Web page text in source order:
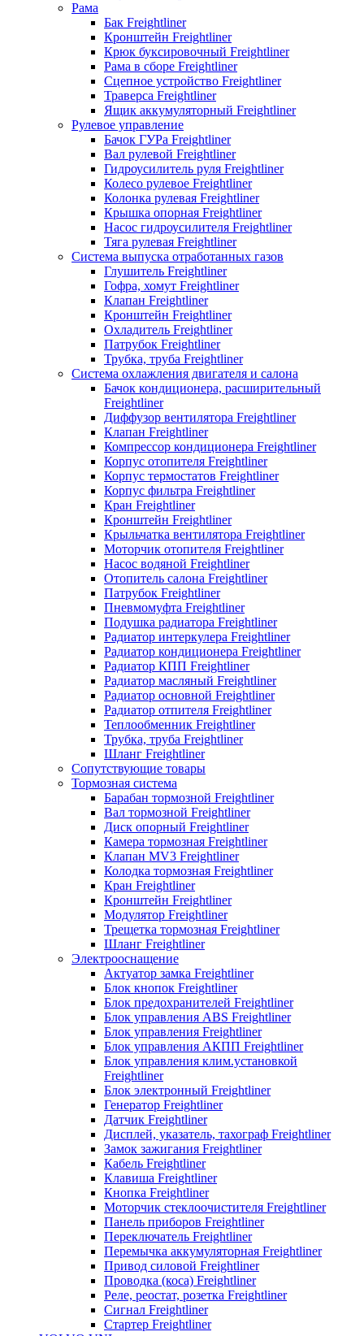
Рама
Бак Freightliner
Кронштейн Freightliner
Крюк буксировочный Freightliner
Рама в сборе Freightliner
Сцепное устройство Freightliner
Траверса Freightliner
Ящик аккумуляторный Freightliner
Рулевое управление
Бачок ГУРа Freightliner
Вал рулевой Freightliner
Гидроусилитель руля Freightliner
Колесо рулевое Freightliner
Колонка рулевая Freightliner
Крышка опорная Freightliner
Насос гидроусилителя Freightliner
Тяга рулевая Freightliner
Система выпуска отработанных газов
Глушитель Freightliner
Гофра, хомут Freightliner
Клапан Freightliner
Кронштейн Freightliner
Охладитель Freightliner
Патрубок Freightliner
Трубка, труба Freightliner
Система охлажления двигателя и салона
Бачок кондиционера, расширительный
Freightliner
Диффузор вентилятора Freightliner
Клапан Freightliner
Компрессор кондиционера Freightliner
Корпус отопителя Freightliner
Корпус термостатов Freightliner
Корпус фильтра Freightliner
Кран Freightliner
Кронштейн Freightliner
Крыльчатка вентилятора Freightliner
Моторчик отопителя Freightliner
Насос водяной Freightliner
Отопитель салона Freightliner
Патрубок Freightliner
Пневмомуфта Freightliner
Подушка радиатора Freightliner
Радиатор интеркулера Freightliner
Радиатор кондиционера Freightliner
Радиатор КПП Freightliner
Радиатор масляный Freightliner
Радиатор основной Freightliner
Радиатор отпителя Freightliner
Теплообменник Freightliner
Трубка, труба Freightliner
Шланг Freightliner
Сопутствующие товары
Тормозная система
Барабан тормозной Freightliner
Вал тормозной Freightliner
Диск опорный Freightliner
Камера тормозная Freightliner
Клапан MV3 Freightliner
Колодка тормозная Freightliner
Кран Freightliner
Кронштейн Freightliner
Модулятор Freightliner
Трещетка тормозная Freightliner
Шланг Freightliner
Электрооснащение
Актуатор замка Freightliner
Блок кнопок Freightliner
Блок предохранителей Freightliner
Блок управления ABS Freightliner
Блок управления Freightliner
Блок управления АКПП Freightliner
Блок управления клим.установкой
Freightliner
Блок электронный Freightliner
Генератор Freightliner
Датчик Freightliner
Дисплей, указатель, тахограф Freightliner
Замок зажигания Freightliner
Кабель Freightliner
Клавиша Freightliner
Кнопка Freightliner
Моторчик стеклоочистителя Freightliner
Панель приборов Freightliner
Переключатель Freightliner
Перемычка аккумуляторная Freightliner
Привод силовой Freightliner
Проводка (коса) Freightliner
Реле, реостат, розетка Freightliner
Сигнал Freightliner
Стартер Freightliner